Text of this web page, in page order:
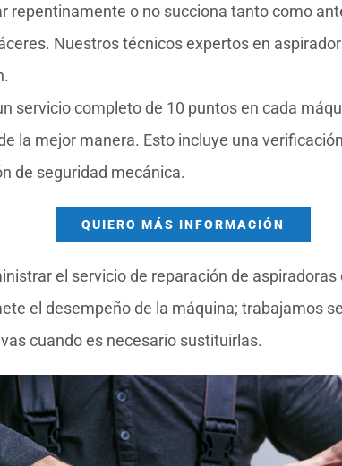
repentinamente o no succiona tanto como
Nuestros técnicos expertos en
servicio completo de 10 puntos en cada
la mejor manera. Esto incluye una
de seguridad mecánica.
QUIERO MÁS INFORMACIÓN
el servicio de reparación de
el desempeño de la máquina; trabajamos
cuando es necesario sustituirlas.